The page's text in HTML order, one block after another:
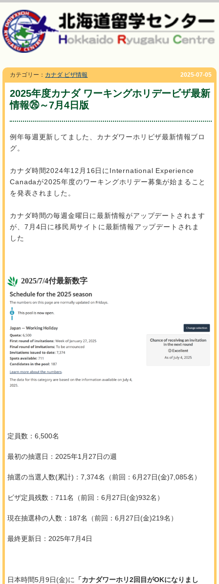
カテゴリー： カナダ ビザ情報 2025-07-05
2025年度カナダ ワーキングホリデービザ最新
情報㉖～7月4日版
例年毎週更新してました、カナダワーホリビザ最新情報ブロ
グ。
カナダ時間2024年12月16日にInternational Experience
Canadaが2025年度のワーキングホリデー募集が始まること
を発表されました。
カナダ時間の毎週金曜日に最新情報がアップデートされます
が、7月4日に移民局サイトに最新情報アップデートされま
した
2025/7/4付最新数字
定員数：6,500名
最初の抽選日：2025年1月27日の週
抽選の当選人数(累計)：7,374名（前回：6月27日(金)7,085名）
ビザ定員残数：711名（前回：6月27日(金)932名）
現在抽選枠の人数：187名（前回：6月27日(金)219名）
最終更新日：2025年7月4日
日本時間5月9日(金)に
「カナダワーホリ2回目がOKになりまし